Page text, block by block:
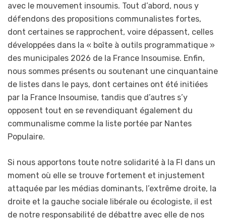
avec le mouvement insoumis. Tout d’abord, nous y
défendons des propositions communalistes fortes,
dont certaines se rapprochent, voire dépassent, celles
développées dans la « boîte à outils programmatique »
des municipales 2026 de la France Insoumise. Enfin,
nous sommes présents ou soutenant une cinquantaine
de listes dans le pays, dont certaines ont été initiées
par la France Insoumise, tandis que d’autres s’y
opposent tout en se revendiquant également du
communalisme comme la liste portée par Nantes
Populaire.
Si nous apportons toute notre solidarité à la FI dans un
moment où elle se trouve fortement et injustement
attaquée par les médias dominants, l’extrême droite, la
droite et la gauche sociale libérale ou écologiste, il est
de notre responsabilité de débattre avec elle de nos